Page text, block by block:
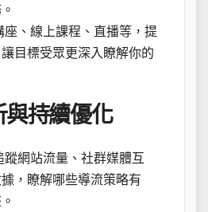
座、線上課程、直播等，提
目標受眾更深入瞭解你的
與持續優化
蹤網站流量、社群媒體互
，瞭解哪些導流策略有